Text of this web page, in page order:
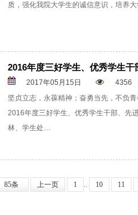
质，强化我院大学生的诚信意识，培养
2016年度三好学生、优秀学生
2017年05月15日
4356
坚贞立志，永葆精神；奋勇当先，不负
2016年度三好学生、优秀学生干部、先
林、学生处…
85条 上一页 1 .. 10 11